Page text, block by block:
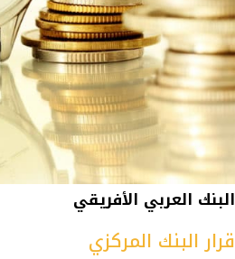
البنك العربي الأفريقي
قرار البنك المركزي